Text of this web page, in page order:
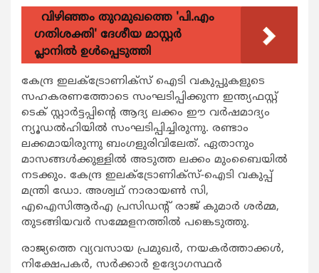
വിഴിഞ്ഞം തുറമുഖത്തെ 'പി.എം
ഗതിശക്തി' ദേശീയ മാസ്റ്റർ
പ്ലാനിൽ ഉൾപ്പെടുത്തി
കേന്ദ്ര ഇലക്ട്രോണിക്സ് ഐടി വകുപ്പുകളുടെ
സഹകരണത്തോടെ സംഘടിപ്പിക്കുന്ന ഇന്ത്യഫസ്റ്റ്
ടെക് സ്റ്റാര്‍ട്ടപ്പിന്‍റെ ആദ്യ ലക്കം ഈ വര്‍ഷമാദ്യം
ന്യൂഡല്‍ഹിയില്‍ സംഘടിപ്പിച്ചിരുന്നു. രണ്ടാം
ലക്കമായിരുന്നു ബംഗളുരിവിലേത്. ഏതാനും
മാസങ്ങള്‍ക്കുള്ളില്‍ അടുത്ത ലക്കം മുംബൈയില്‍
നടക്കും. കേന്ദ്ര ഇലക്ട്രോണിക്സ്-ഐടി വകുപ്പ്
മന്ത്രി ഡോ. അശ്വഥ് നാരായണ്‍ സി,
എഐസിആര്‍എ പ്രസിഡന്‍റ് രാജ് കുമാര്‍ ശര്‍മ്മ,
തുടങ്ങിയവര്‍ സമ്മേളനത്തില്‍ പങ്കെടുത്തു.
രാജ്യത്തെ വ്യവസായ പ്രമുഖര്‍, നയകര്‍ത്താക്കള്‍,
നിക്ഷേപകര്‍, സര്‍ക്കാര്‍ ഉദ്യോഗസ്ഥര്‍